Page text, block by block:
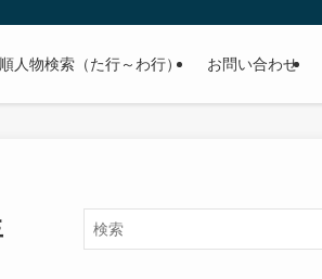
歴や高校・大学の偏差値まで紹介していきます。
人物検索（た行～わ行） お問い合わせ